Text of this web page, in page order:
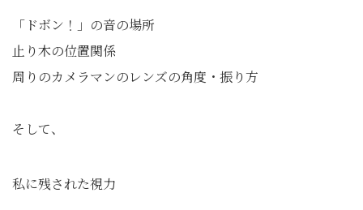
「ドボン！」の音の場所
止り木の位置関係
周りのカメラマンのレンズの角度・振り方
そして、
私に残された視力